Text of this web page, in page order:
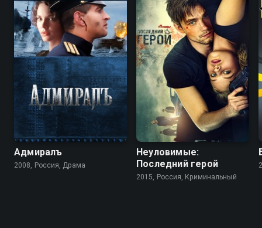
Адмиралъ
2008, Россия, Драма
Неуловимые:
Последний герой
2015, Россия, Криминальный